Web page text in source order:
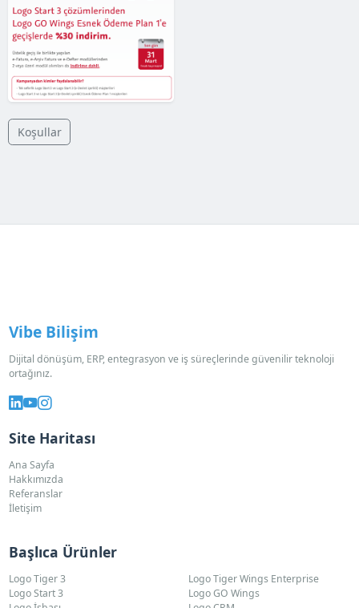
Koşullar
Vibe Bilişim
Dijital dönüşüm, ERP, entegrasyon ve iş süreçlerinde güvenilir teknoloji
ortağınız.
Site Haritası
Ana Sayfa
Hakkımızda
Referanslar
İletişim
Başlıca Ürünler
Logo Tiger 3
Logo Start 3
Logo Tiger Wings Enterprise
Logo GO Wings